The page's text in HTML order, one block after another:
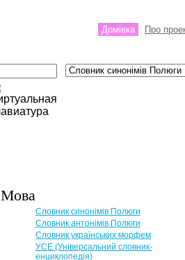
Домівка Про
Мова
Словник синонімів Полюги
Словник антонімів Полюги
Словник українських морфем
УСЕ (Універсальний словник-
енциклопедія)